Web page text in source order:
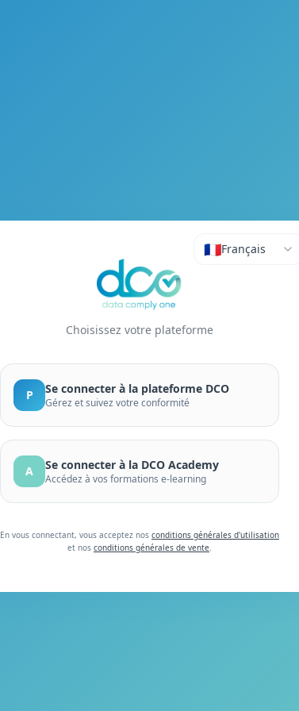
🇫🇷Français
Choisissez votre plateforme
P Se connecter à la plateforme DCO
Gérez et suivez votre conformité
A Se connecter à la DCO Academy
Accédez à vos formations e-learning
En vous connectant, vous acceptez nos conditions générales d'utilisation
et nos conditions générales de vente.